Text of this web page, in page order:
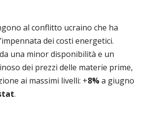
al conflitto ucraino che ha
dei costi energetici.
una minor disponibilità e un
dei prezzi delle materie prime,
ai massimi livelli: +8%a giugno
.